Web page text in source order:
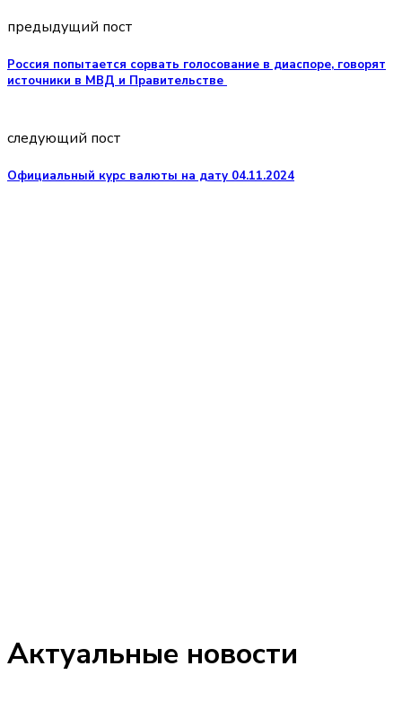
предыдущий пост
Россия попытается сорвать голосование в диаспоре, говорят
источники в МВД и Правительстве
следующий пост
Oфициальный курс валюты на дату 04.11.2024
Актуальные новости